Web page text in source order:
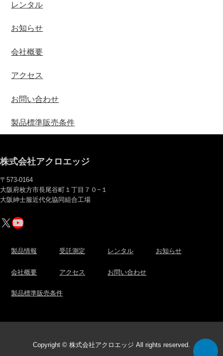
レンタル
お知らせ
会社概要
アクセス
お問い合わせ
製品標準販売条件
株式会社アクロエッジ
〒573-0164
大阪府枚方市長尾谷町１丁目７０−１
大阪紳士服近代化協同組合工場
X YouTube
製品情報 受託測定 レンタル お知らせ
会社概要 アクセス お問い合わせ
製品標準販売条件
Copyright © 株式会社アクロエッジ All rights reserved.